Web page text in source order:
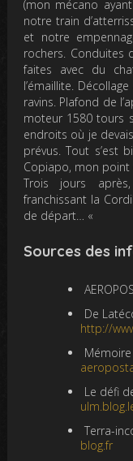
(mon mécano
notre train
et notre
rochers. Conduites
faites avec du
l’émaillite.
ravins. Plafond de
moteur 1580 tours
endroits où je
prévus. Tout s’est
Copiapo, mon
Trois jours
franchissant la
de départ… «
Sources des
De
http://
Le défi
Terra-
blog.fr